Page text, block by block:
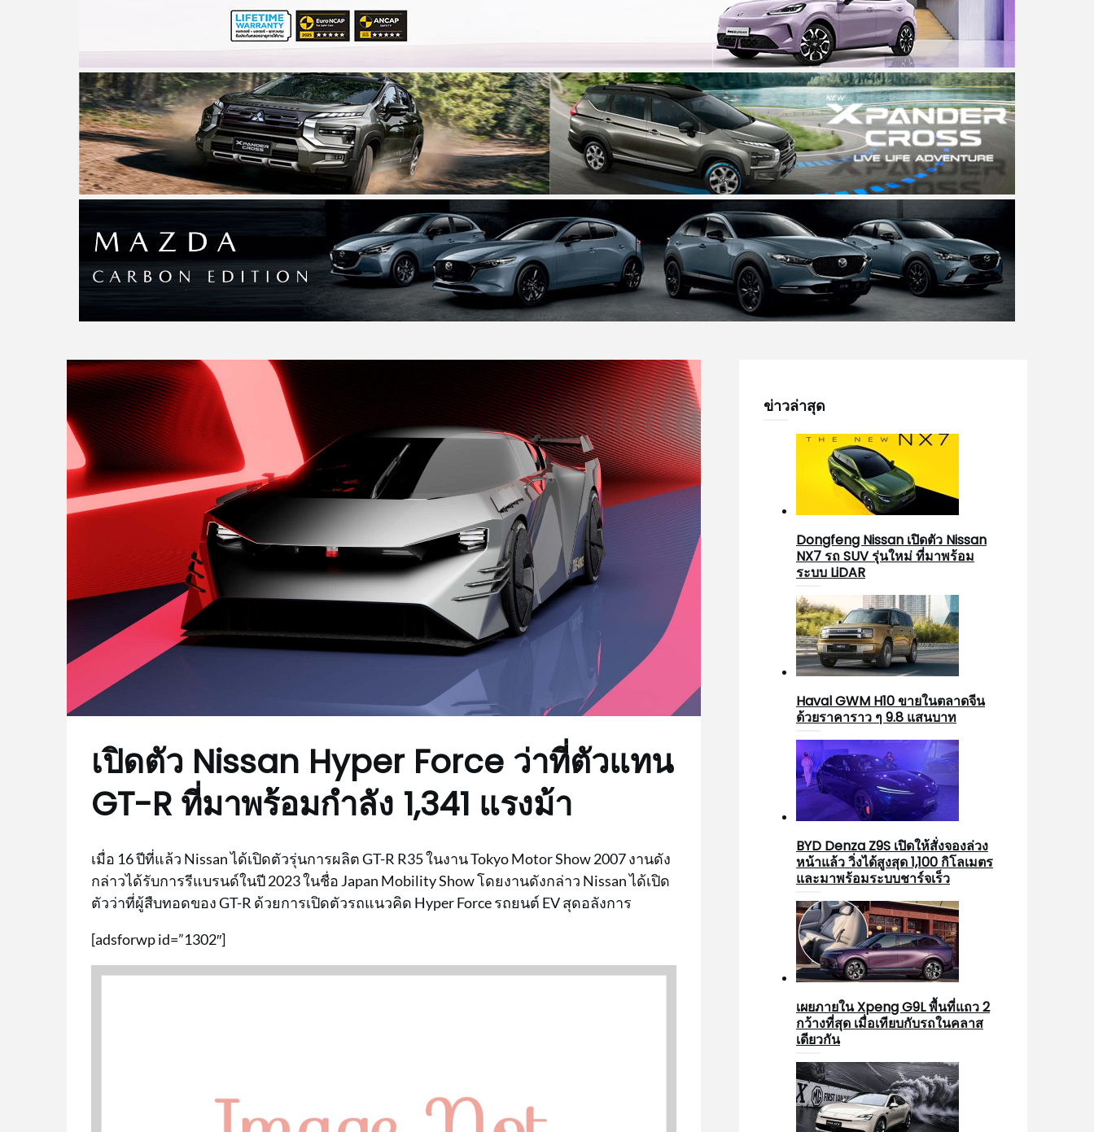
เปิดตัว Nissan Hyper Force ว่าที่ตัวแทน
GT-R ที่มาพร้อมกำลัง 1,341 แรงม้า
เมื่อ 16 ปีที่แล้ว Nissan ได้เปิดตัวรุ่นการผลิต GT-R R35 ในงาน Tokyo Motor Show 2007 งานดัง
กล่าวได้รับการรีแบรนด์ในปี 2023 ในชื่อ Japan Mobility Show โดยงานดังกล่าว Nissan ได้เปิด
ตัวว่าที่ผู้สืบทอดของ GT-R ด้วยการเปิดตัวรถแนวคิด Hyper Force รถยนต์ EV สุดอลังการ
[adsforwp id=”1302″]
ข่าวล่าสุด
Dongfeng Nissan เปิดตัว Nissan
NX7 รถ SUV รุ่นใหม่ ที่มาพร้อม
ระบบ LiDAR
Haval GWM H10 ขายในตลาดจีน
ด้วยราคาราว ๆ 9.8 แสนบาท
BYD Denza Z9S เปิดให้สั่งจองล่วง
หน้าแล้ว วิ่งได้สูงสุด 1,100 กิโลเมตร
และมาพร้อมระบบชาร์จเร็ว
เผยภายใน Xpeng G9L พื้นที่แถว 2
กว้างที่สุด เมื่อเทียบกับรถในคลาส
เดียวกัน